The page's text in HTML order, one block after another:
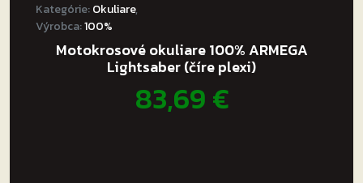
Kategórie:Okuliare,
Výrobca:100%
Motokrosové okuliare 100% ARMEGA
Lightsaber (číre plexi)
83,69€